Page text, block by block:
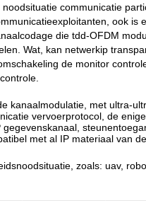
communicatie
ook
die tdd-OFDM
Wat, kan netwerkip
de monitor
kanaalmodulatie, met ultra-
vervoerprotocol, de
met al IP materiaal van
zoals: uav,